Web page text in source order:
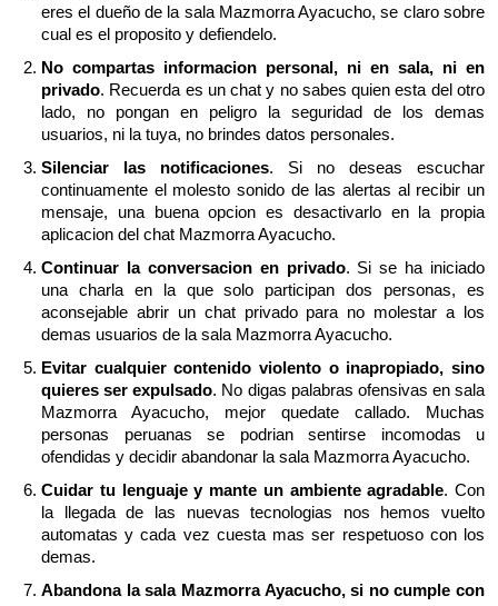
eres el dueño de la sala Mazmorra Ayacucho, se claro sobre
cual es el proposito y defiendelo.
No compartas informacion personal, ni en sala, ni en
privado. Recuerda es un chat y no sabes quien esta del otro
lado, no pongan en peligro la seguridad de los demas
usuarios, ni la tuya, no brindes datos personales.
Silenciar las notificaciones. Si no deseas escuchar
continuamente el molesto sonido de las alertas al recibir un
mensaje, una buena opcion es desactivarlo en la propia
aplicacion del chat Mazmorra Ayacucho.
Continuar la conversacion en privado. Si se ha iniciado
una charla en la que solo participan dos personas, es
aconsejable abrir un chat privado para no molestar a los
demas usuarios de la sala Mazmorra Ayacucho.
Evitar cualquier contenido violento o inapropiado, sino
quieres ser expulsado. No digas palabras ofensivas en sala
Mazmorra Ayacucho, mejor quedate callado. Muchas
personas peruanas se podrian sentirse incomodas u
ofendidas y decidir abandonar la sala Mazmorra Ayacucho.
Cuidar tu lenguaje y mante un ambiente agradable. Con
la llegada de las nuevas tecnologias nos hemos vuelto
automatas y cada vez cuesta mas ser respetuoso con los
demas.
Abandona la sala Mazmorra Ayacucho, si no cumple con